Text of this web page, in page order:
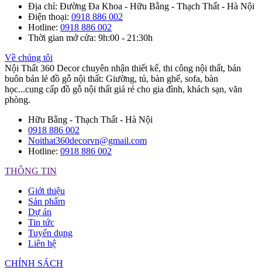
Địa chỉ: Đường Đa Khoa - Hữu Bằng - Thạch Thất - Hà Nội
Điện thoại: 0918 886 002
Hotline: 0918 886 002
Thời gian mở cửa: 9h:00 - 21:30h
Về chúng tôi
Nội Thất 360 Decor chuyên nhận thiết kế, thi công nội thất, bán
buôn bán lẻ đồ gỗ nội thất: Giường, tủ, bàn ghế, sofa, bàn
học...cung cấp đồ gỗ nội thất giá rẻ cho gia đình, khách sạn, văn
phòng.
Hữu Bằng - Thạch Thất - Hà Nội
0918 886 002
Noithat360decorvn@gmail.com
Hotline: 0918 886 002
THÔNG TIN
Giới thiệu
Sản phẩm
Dự án
Tin tức
Tuyển dụng
Liên hệ
CHÍNH SÁCH